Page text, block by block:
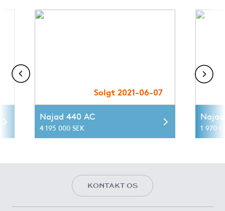
Solgt 2021-06-07
Najad 440 AC
4 195 000 SEK 1 970
KONTAKT OS